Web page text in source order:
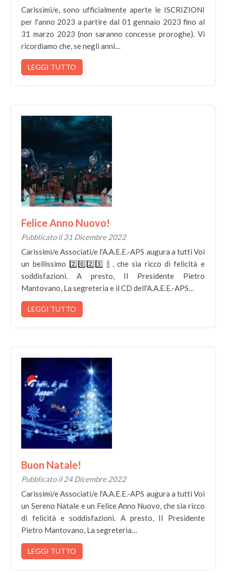
Carissimi/e, sono ufficialmente aperte le ISCRIZIONI
per l'anno 2023 a partire dal 01 gennaio 2023 fino al
31 marzo 2023 (non saranno concesse proroghe). Vi
ricordiamo che, se negli anni…
LEGGI TUTTO
Felice Anno Nuovo!
Pubblicato il 31 Dicembre 2022
Carissimi/e Associati/e l'A.A.E.E.-APS augura a tutti Voi
un bellissimo 2️⃣0️⃣2️⃣3️⃣ 🍾, che sia ricco di felicità e
soddisfazioni. A presto, Il Presidente Pietro
Mantovano, La segreteria e il CD dell'A.A.E.E.-APS…
LEGGI TUTTO
Buon Natale!
Pubblicato il 24 Dicembre 2022
Carissimi/e Associati/e l'A.A.E.E.-APS augura a tutti Voi
un Sereno Natale e un Felice Anno Nuovo, che sia ricco
di felicità e soddisfazioni. A presto, Il Presidente
Pietro Mantovano, La segreteria…
LEGGI TUTTO